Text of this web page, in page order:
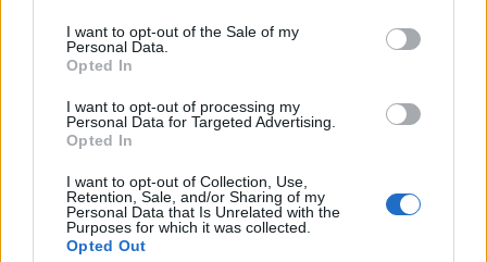
I want to opt-out of the Sale of my
Personal Data.
Opted In
I want to opt-out of processing my
Personal Data for Targeted Advertising.
Opted In
I want to opt-out of Collection, Use,
Retention, Sale, and/or Sharing of my
Personal Data that Is Unrelated with the
Purposes for which it was collected.
Opted Out